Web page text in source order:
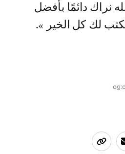
نراك دائمًا بأفضل
لك كل الخير ».